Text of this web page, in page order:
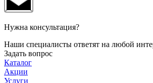
Нужна консультация?
Наши специалисты ответят на любой
Задать вопрос
Каталог
Акции
Услуги